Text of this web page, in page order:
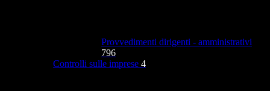
Provvedimenti dirigenti - amministrativi
796
Controlli sulle imprese 4